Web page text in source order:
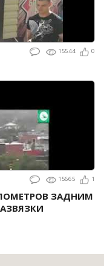
15544 0
15665 1
ЗАДНИМ